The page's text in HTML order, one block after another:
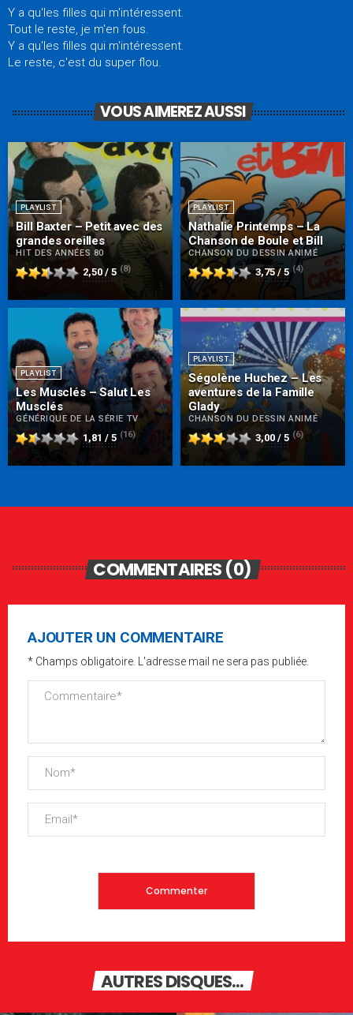
Y a qu'les filles qui m'intéressent.
Tout le reste, je m'en fous.
Y a qu'les filles qui m'intéressent.
Le reste, c'est du super flou.
VOUS AIMEREZ AUSSI
PLAYLIST
Bill Baxter – Petit avec des
grandes oreilles
HIT DES ANNÉES 80
2,50 / 5 (8)
PLAYLIST
Nathalie Printemps – La
Chanson de Boule et Bill
CHANSON DU DESSIN ANIMÉ
3,75 / 5 (4)
PLAYLIST
Les Musclés – Salut Les
Musclés
GÉNÉRIQUE DE LA SÉRIE TV
1,81 / 5 (16)
PLAYLIST
Ségolène Huchez – Les
aventures de la Famille
Glady
CHANSON DU DESSIN ANIMÉ
3,00 / 5 (6)
COMMENTAIRES (0)
AJOUTER UN COMMENTAIRE
* Champs obligatoire. L'adresse mail ne sera pas publiée.
AUTRES DISQUES...